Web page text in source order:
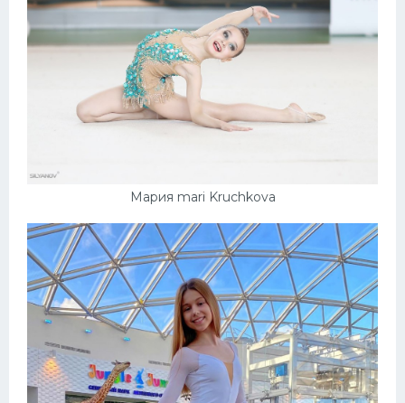
Мария mari Kruchkova